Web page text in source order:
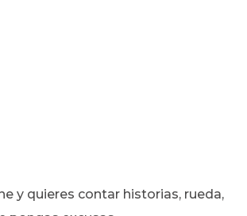
y quieres contar historias, rueda,